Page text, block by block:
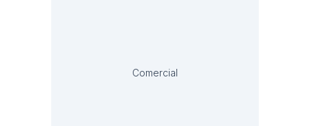
Comercial